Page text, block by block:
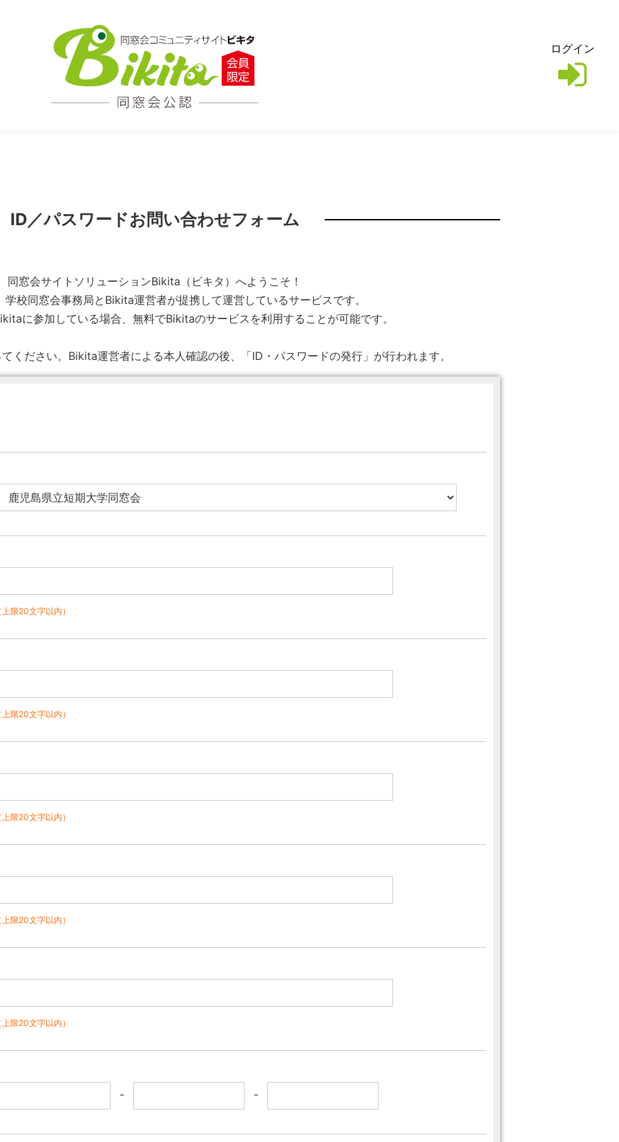
ログイン
ID／パスワードお問い合わせフォーム
同窓会サイトソリューションBikita（ビキタ）へようこそ！
校同窓会事務局とBikita運営者が提携して運営しているサービスです。
に参加している場合、無料でBikitaのサービスを利用することが可能です。
ください。Bikita運営者による本人確認の後、「ID・パスワードの発行」が行われます。
上限20文字以内）
上限20文字以内）
上限20文字以内）
上限20文字以内）
上限20文字以内）
- -